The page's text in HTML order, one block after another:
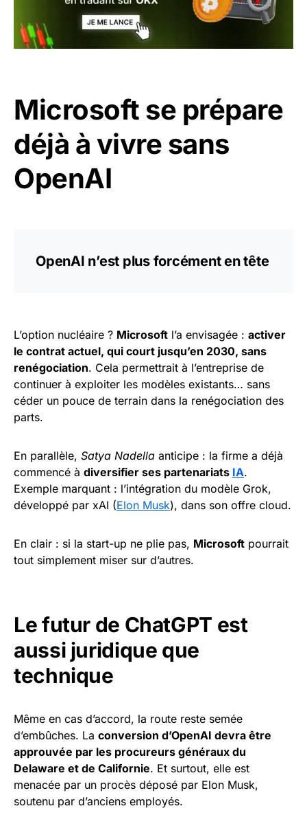
Microsoft se prépare
déjà à vivre sans
OpenAI
OpenAI n’est plus forcément en tête
L’option nucléaire ? Microsoft l’a envisagée : activer
le contrat actuel, qui court jusqu’en 2030, sans
renégociation. Cela permettrait à l’entreprise de
continuer à exploiter les modèles existants… sans
céder un pouce de terrain dans la renégociation des
parts.
En parallèle, Satya Nadella anticipe : la firme a déjà
commencé à diversifier ses partenariats IA.
Exemple marquant : l’intégration du modèle Grok,
développé par xAI (Elon Musk), dans son offre cloud.
En clair : si la start-up ne plie pas, Microsoft pourrait
tout simplement miser sur d’autres.
Le futur de ChatGPT est
aussi juridique que
technique
Même en cas d’accord, la route reste semée
d’embûches. La conversion d’OpenAI devra être
approuvée par les procureurs généraux du
Delaware et de Californie. Et surtout, elle est
menacée par un procès déposé par Elon Musk,
soutenu par d’anciens employés.